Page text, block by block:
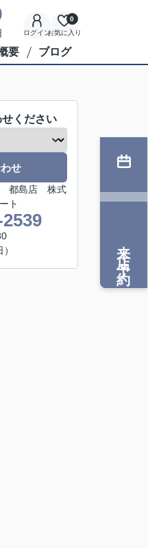
ログインお気に入り
0
要 ブログ
ください
せ
都島店 株式
ート
来店予約